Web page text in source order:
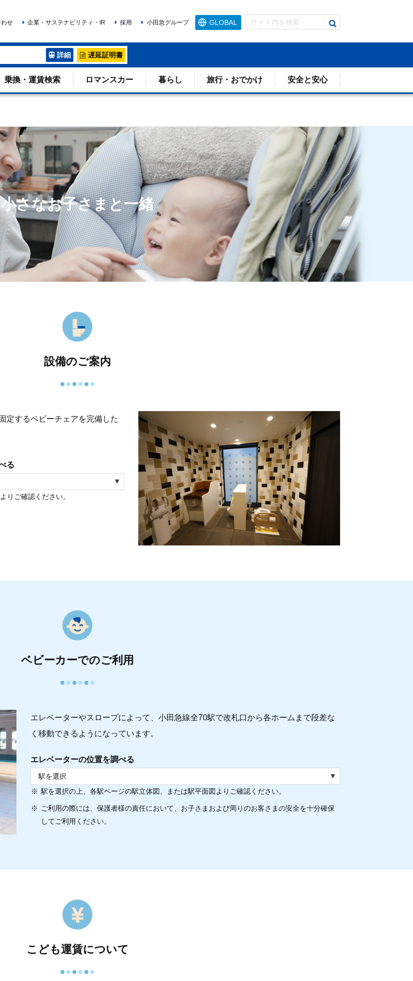
GLOBAL
詳細 遅延証明書
乗換・運賃検索 ロマンスカー 暮らし 旅行・おでかけ 安全と安心
検
る
せ 企業・サステナビリティ・IR 採用 小田急グループ
小さなお子さまと一緒
設備のご案内
定するベビーチェアを完備した
る
りご確認ください。
ベビーカーでのご利用
エレベーターやスロープによって、小田急線全70駅で改札口から各ホームまで段差な
く移動できるようになっています。
エレベーターの位置を調べる
駅を選択の上、各駅ページの駅立体図、または駅平面図よりご確認ください。
ご利用の際には、保護者様の責任において、お子さまおよび周りのお客さまの安全を十分確保
してご利用ください。
こども運賃について